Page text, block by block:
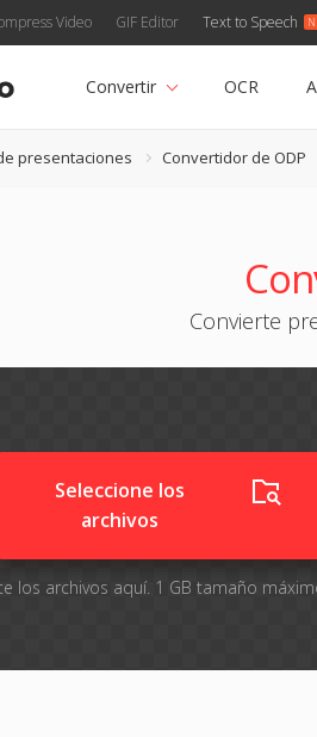
Video GIF Editor Text to Speech
Convertir OCR
presentaciones Convertidor de ODP
Convierte
Seleccione los
archivos
los archivos aquí. 1 GB tamaño